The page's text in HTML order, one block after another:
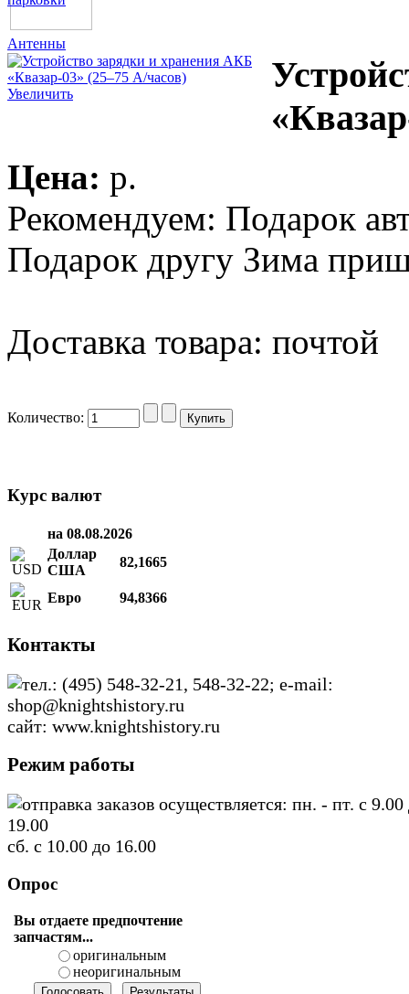
Антенны
Увеличить
Цена: p.
Рекомендуем: Подарок
Подарок другу Зима
Доставка товара: почтой
Количество:
Курс валют
на 08.08.2026
Доллар
США
82,1665
Евро 94,8366
Контакты
тел.: (495) 548-32-21, 548-32-22; e-mail:
shop@knightshistory.ru
сайт: www.knightshistory.ru
Режим работы
отправка заказов осуществляется: пн. - пт. с 9.00
19.00
сб. с 10.00 до 16.00
Опрос
Вы отдаете предпочтение
запчастям...
оригинальным
неоригинальным